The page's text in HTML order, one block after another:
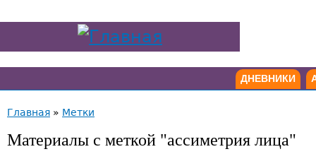
ДНЕВНИКИ
Главная » Метки
Материалы с меткой "ассиметрия лица"